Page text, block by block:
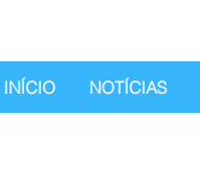
INÍCIO NOTÍCIAS